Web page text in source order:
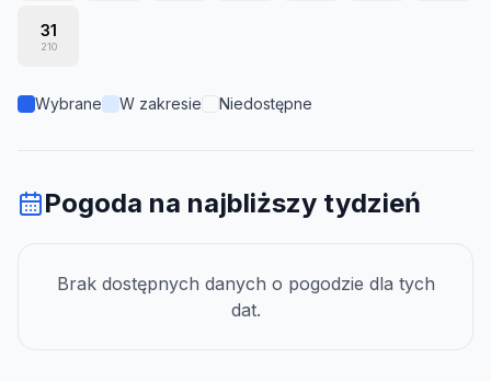
31
210
Wybrane W zakresie Niedostępne
Pogoda na najbliższy tydzień
Brak dostępnych danych o pogodzie dla tych
dat.